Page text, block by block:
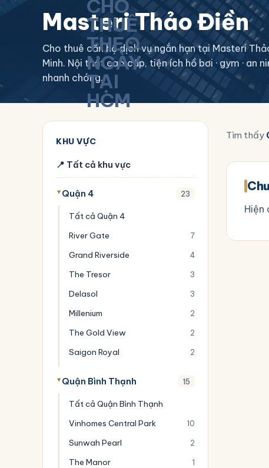
Masteri Thảo Điền
Cho thuê căn hộ dịch vụ ngắn hạn tại Masteri
Minh. Nội thất cao cấp, tiện ích hồ bơi · gym ·
nhanh chóng.
KHU VỰC
📍 Tất cả khu vực
Quận 4 23
Tất cả Quận 4
River Gate
7
Grand Riverside 4
The Tresor 3
Delasol 3
Millenium 2
The Gold View 2
Saigon Royal 2
Quận Bình Thạnh 15
Tất cả Quận Bình Thạnh
Vinhomes Central Park
10
Sunwah Pearl 2
The Manor 1
Tìm thấy
Hiện